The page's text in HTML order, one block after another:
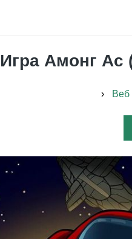
Игра Амонг Ас
› Веб